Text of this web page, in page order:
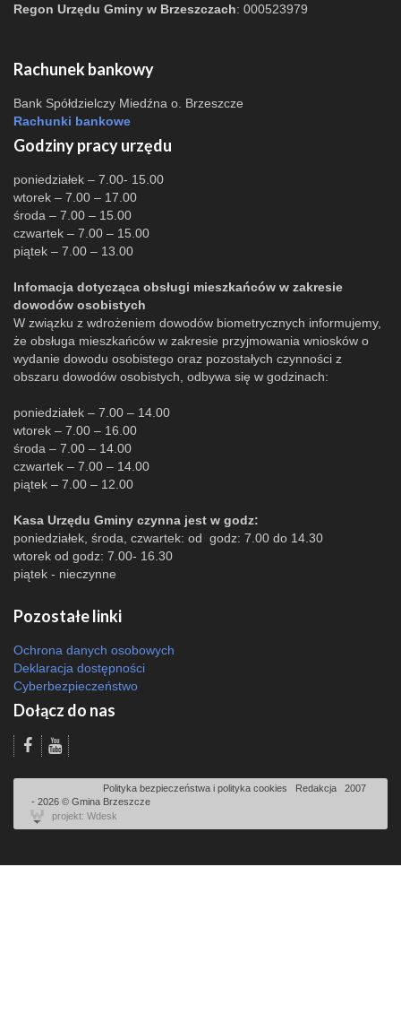
Regon Urzędu Gminy w Brzeszczach: 000523979
Rachunek bankowy
Bank Spółdzielczy Miedźna o. Brzeszcze
Rachunki bankowe
Godziny pracy urzędu
poniedziałek – 7.00- 15.00
wtorek – 7.00 – 17.00
środa – 7.00 – 15.00
czwartek – 7.00 – 15.00
piątek – 7.00 – 13.00
Infomacja dotycząca obsługi mieszkańców w zakresie
dowodów osobistych
W związku z wdrożeniem dowodów biometrycznych informujemy,
że obsługa mieszkańców w zakresie przyjmowania wniosków o
wydanie dowodu osobistego oraz pozostałych czynności z
obszaru dowodów osobistych, odbywa się w godzinach:
poniedziałek – 7.00 – 14.00
wtorek – 7.00 – 16.00
środa – 7.00 – 14.00
czwartek – 7.00 – 14.00
piątek – 7.00 – 12.00
Kasa Urzędu Gminy czynna jest w godz:
poniedziałek, środa, czwartek: od godz: 7.00 do 14.30
wtorek od godz: 7.00- 16.30
piątek - nieczynne
Pozostałe linki
Ochrona danych osobowych
Deklaracja dostępności
Cyberbezpieczeństwo
Dołącz do nas
Polityka bezpieczeństwa i polityka cookies Redakcja
2007
- 2026 © Gmina Brzeszcze
projekt: Wdesk